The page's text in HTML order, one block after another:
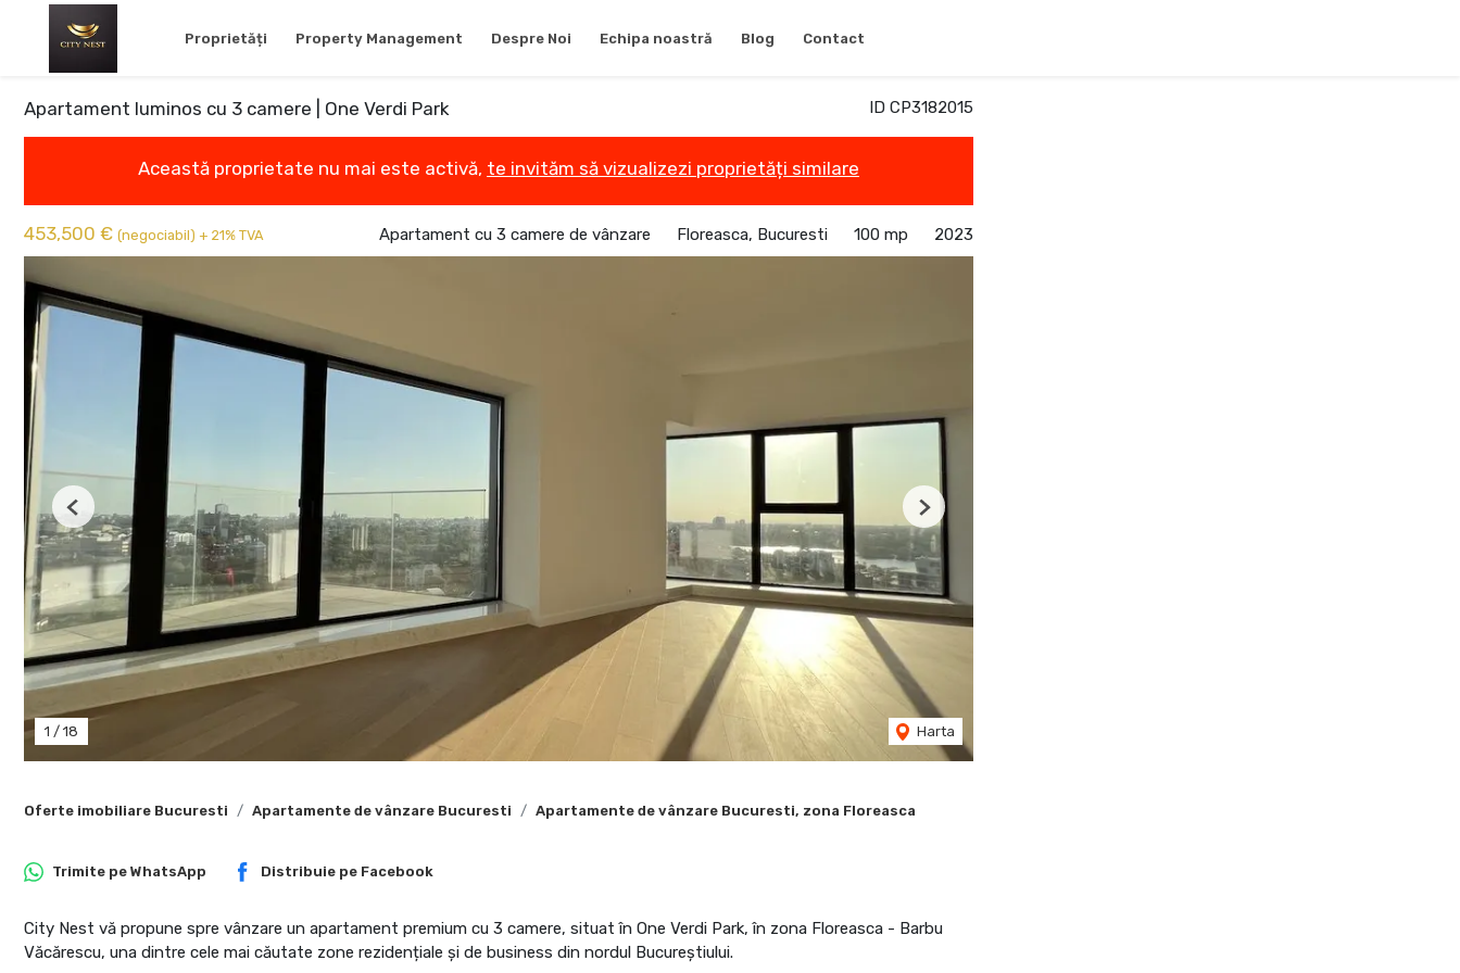
Proprietăți Property Management Despre Noi Echipa noastră Blog Contact
ID CP3182015
Apartament luminos cu 3 camere | One Verdi Park
Această proprietate nu mai este activă, te invităm să vizualizezi proprietăți similare
453,500 € (negociabil) + 21% TVA Apartament cu 3 camere de vânzare Floreasca, Bucuresti 100 mp 2023
1 / 18 Harta
Previous Next
Oferte imobiliare Bucuresti Apartamente de vânzare Bucuresti Apartamente de vânzare Bucuresti, zona Floreasca
Trimite pe WhatsApp Distribuie pe Facebook
City Nest vă propune spre vânzare un apartament premium cu 3 camere, situat în One Verdi Park, în zona Floreasca - Barbu
Văcărescu, una dintre cele mai căutate zone rezidențiale și de business din nordul Bucureștiului.